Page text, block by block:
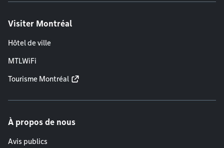
Visiter Montréal
Hôtel de ville
MTLWiFi
Tourisme Montréal
À propos de nous
Avis publics